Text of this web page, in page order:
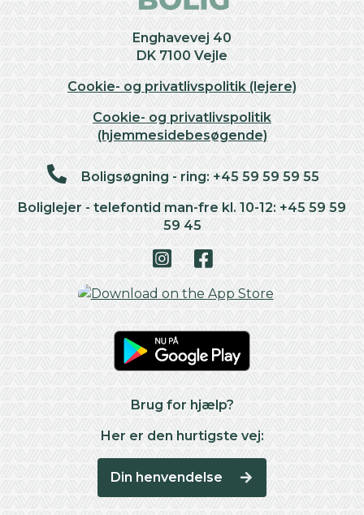
Enghavevej 40
DK 7100 Vejle
Cookie- og privatlivspolitik (lejere)
Cookie- og privatlivspolitik
(hjemmesidebesøgende)
Boligsøgning - ring: +45 59 59 59 55
Boliglejer - telefontid man-fre kl. 10-12: +45 59 59
59 45
Brug for hjælp?
Her er den hurtigste vej:
Din henvendelse